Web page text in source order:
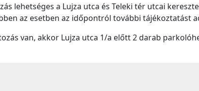
lehetséges a Lujza utca és Teleki tér utcai
az esetben az időpontról további tájékoztatást
van, akkor Lujza utca 1/a előtt 2 darab